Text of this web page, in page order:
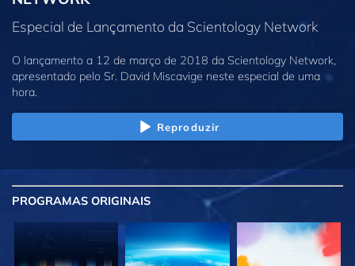
Especial de Lançamento da Scientology Network
O lançamento a 12 de março de 2018 da Scientology Network,
apresentado pelo Sr. David Miscavige neste especial de uma
hora.
Reproduzir
PROGRAMAS ORIGINAIS